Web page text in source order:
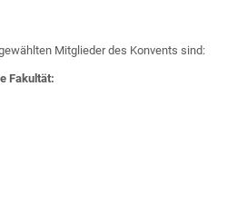
Mitglieder des Konvents sind:
Fakultät: